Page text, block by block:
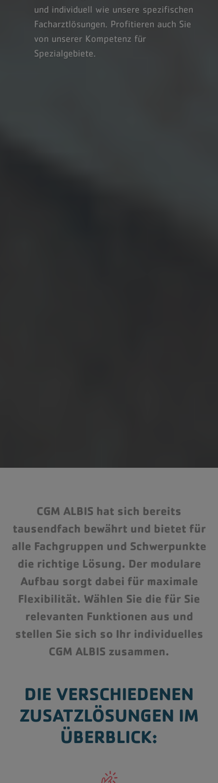
und individuell wie unsere spezifischen
Facharztlösungen. Profitieren auch Sie
von unserer Kompetenz für
Spezialgebiete.
CGM ALBIS hat sich bereits
tausendfach bewährt und bietet für
alle Fachgruppen und Schwerpunkte
die richtige Lösung. Der modulare
Aufbau sorgt dabei für maximale
Flexibilität. Wählen Sie die für Sie
relevanten Funktionen aus und
stellen Sie sich so Ihr individuelles
CGM ALBIS zusammen.
DIE VERSCHIEDENEN
ZUSATZLÖSUNGEN IM
ÜBERBLICK: